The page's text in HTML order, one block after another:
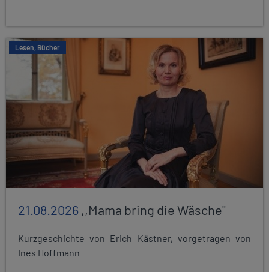
Lesen, Bücher
21.08.2026 ,,Mama bring die Wäsche"
Kurzgeschichte von Erich Kästner, vorgetragen von
Ines Hoffmann